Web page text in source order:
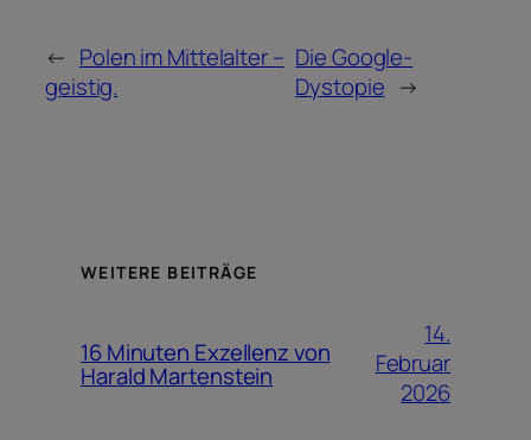
← Polen im Mittelalter –
geistig.
Die Google-
Dystopie →
WEITERE BEITRÄGE
16 Minuten Exzellenz von
Harald Martenstein
14.
Februar
2026